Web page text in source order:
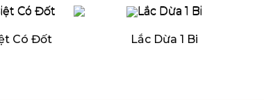
Có Đốt Lắc Dừa 1 Bi